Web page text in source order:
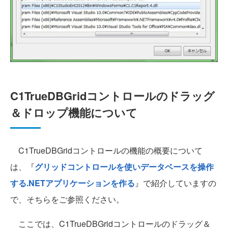
C1TrueDBGridコントロールのドラッグ
＆ドロップ機能について
C1TrueDBGridコントロールの機能の概要について
は、『グリッドコントロールを使いデータベースを操作
する.NETアプリケーションを作る』で紹介していますの
で、そちらをご参照ください。
ここでは、C1TrueDBGridコントロールのドラッグ＆